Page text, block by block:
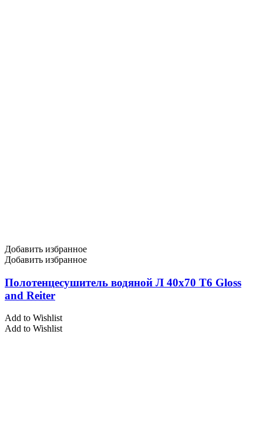
Добавить избранное
Добавить избранное
Полотенцесушитель водяной Л 40х70 Т6 Gloss
and Reiter
Add to Wishlist
Add to Wishlist